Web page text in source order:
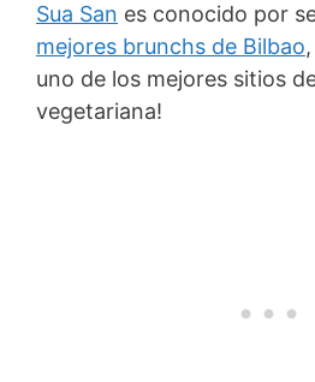
Sua San es conocido por
mejores brunchs de Bilbao
uno de los mejores sitios
vegetariana!